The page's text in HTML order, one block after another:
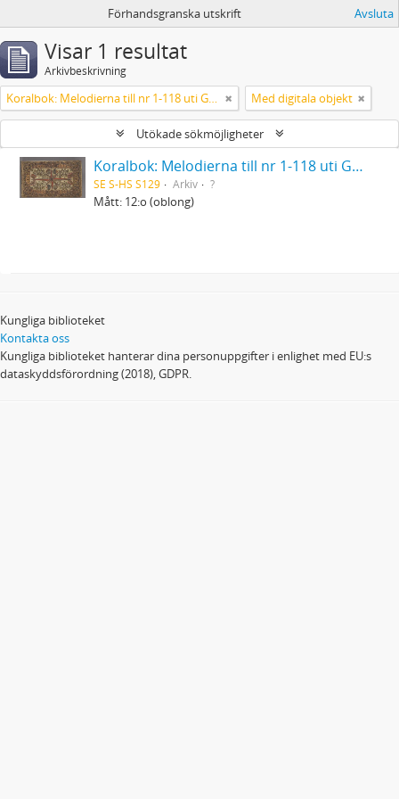
Förhandsgranska utskrift Avsluta
Visar 1 resultat
Arkivbeskrivning
Koralbok: Melodierna till nr 1-118 uti Gamla Psalmboken, enstämmigt satta Med digitala objekt
Utökade sökmöjligheter
Koralbok: Melodierna till nr 1-118 uti Gamla Psalmboken, enstämmigt satta
SE S-HS S129 Arkiv ?
Mått: 12:o (oblong)
Kungliga biblioteket
Kontakta oss
Kungliga biblioteket hanterar dina personuppgifter i enlighet med EU:s
dataskyddsförordning (2018), GDPR.